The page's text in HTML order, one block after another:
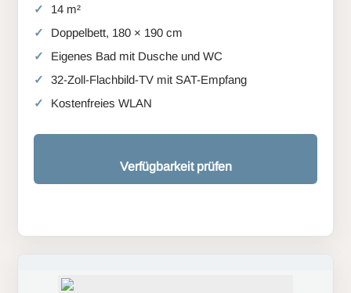
14 m²
Doppelbett, 180 × 190 cm
Eigenes Bad mit Dusche und WC
32-Zoll-Flachbild-TV mit SAT-Empfang
Kostenfreies WLAN
Verfügbarkeit prüfen